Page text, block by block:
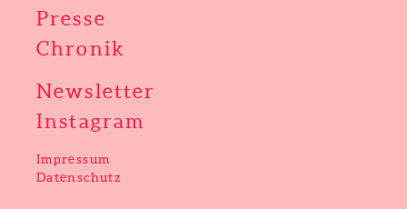
Presse
Chronik
Newsletter
Instagram
Impressum
Datenschutz